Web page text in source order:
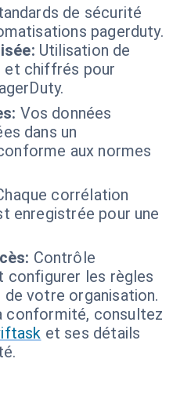
de sécurité
pagerduty.
Utilisation de
et chiffrés pour
Vos données
dans un
aux normes
corrélation
enregistrée pour une
Contrôle
configurer les règles
votre organisation.
conformité, consultez
et ses détails